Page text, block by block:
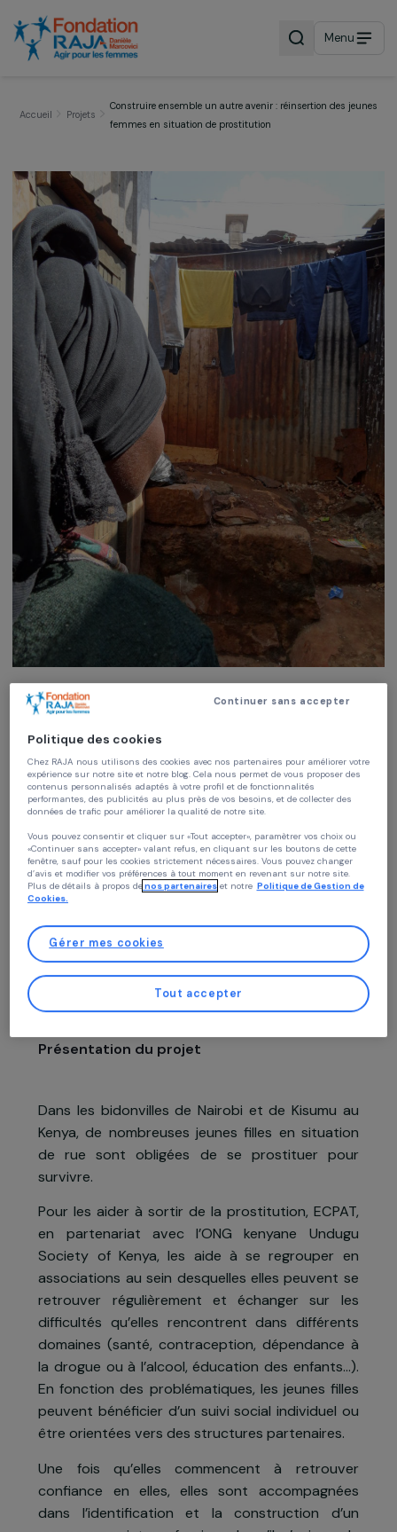
Menu
Éducation & action sociale
Construire ensemble un autre avenir :
réinsertion des jeunes femmes en
situation de prostitution
ECPAT
Présentation du projet
Dans les bidonvilles de Nairobi et de Kisumu
Kenya, de nombreuses jeunes filles en
de rue sont obligées de se prostituer
survivre.
Pour les aider à sortir de la prostitution,
en partenariat avec l’ONG kenyane
Society of Kenya, les aide à se regrouper
associations au sein desquelles elles peuvent
retrouver régulièrement et échanger sur
difficultés qu’elles rencontrent dans
domaines (santé, contraception, dépendance
la drogue ou à l’alcool, éducation des
Politique des cookies
Chez RAJA nous utilisons des cookies avec nos partenaires pour améliorer
expérience sur notre site et notre blog. Cela nous permet de vous proposer
contenus personnalisés adaptés à votre profil et de fonctionnalités
performantes, des publicités au plus près de vos besoins, et de collecter des
données de trafic pour améliorer la qualité de notre site.
Vous pouvez consentir et cliquer sur «Tout accepter», paramètrer vos choix ou
«Continuer sans accepter» valant refus, en cliquant sur les boutons de cette
fenêtre, sauf pour les cookies strictement nécessaires. Vous pouvez changer
Plus de détails à propos de
Politique de Gestion
Cookies.
Gérer mes cookies
Continuer sans accepter
Tout accepter